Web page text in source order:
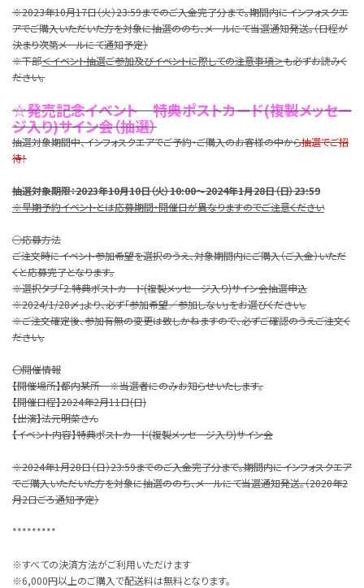
※2023年10月17日（火）23:59までのご入金完了分まで。期間内にインフォスクエ
アでご購入いただいた方を対象に抽選ののち、メールにて当選通知発送。（日程が
決まり次第メールにて通知予定）
※下部＜イベント抽選ご参加及びイベントに際しての注意事項＞も必ずお読みく
ださい。
☆発売記念イベント 特典ポストカード(複製メッセー
ジ入り)サイン会（抽選）
抽選対象期間中、インフォスクエアでご予約・ご購入のお客様の中から抽選でご招
待！
抽選対象期限：2023年10月10日（火）10:00～2024年1月28日（日）23:59
※早期予約イベントとは応募期間・開催日が異なりますのでご注意ください
○応募方法
ご注文時にイベント参加希望を選択のうえ、対象期間内にご購入（ご入金）いただ
くと応募完了となります。
※選択タブ「2.特典ポストカード(複製メッセージ入り)サイン会抽選申込
※2024/1/28〆」より、必ず「参加希望／参加しない」をお選びください。
※ご注文確定後、参加有無の変更は致しかねますので、必ずご確認のうえご注文く
ださい。
〇開催情報
【開催場所】都内某所 ※当選者にのみお知らせいたします。
【開催日程】2024年2月11日(日)
【出演】法元明菜さん
【イベント内容】特典ポストカード(複製メッセージ入り)サイン会
※2024年1月28日（日）23:59までのご入金完了分まで。期間内にインフォスクエア
でご購入いただいた方を対象に抽選ののち、メールにて当選通知発送。（2020年2
月2日ごろ通知予定）
*********
※すべての決済方法がご利用いただけます
※6,000円以上のご購入で配送料は無料となります。